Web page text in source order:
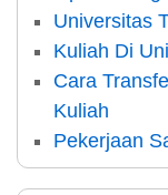
Universitas
Kuliah Di
Cara
Kuliah
Pekerjaan